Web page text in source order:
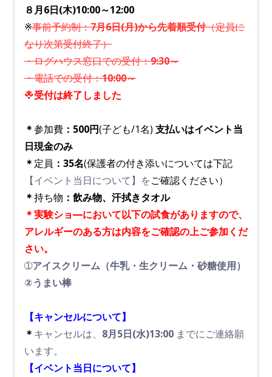
８月6日(木)10:00～12:00
※事前予約制：7月6日(月)から先着順受付（定員に
なり次第受付終了）
・ログハウス窓口での受付：9:30～
・電話での受付：10:00～
※受付は終了しました
＊参加費 ：500円(子ども/1名) 支払いはイベント当
日現金のみ
＊ 定員 ：35名(保護者の付き添いについては下記
【イベント当日について】 をご確認ください）
＊持ち物 ：飲み物、汗拭きタオル
＊実験ショ―において以下の試食がありますので、
アレルギーのある方は内容をご確認の上ご参加くだ
さい。
➀アイスクリーム（牛乳・生クリーム・砂糖使用）
②うまい棒
【キャンセルについて】
＊ キャンセルは、 8月5日(水)13:00 までにご連絡願
います。
【イベント当日について】